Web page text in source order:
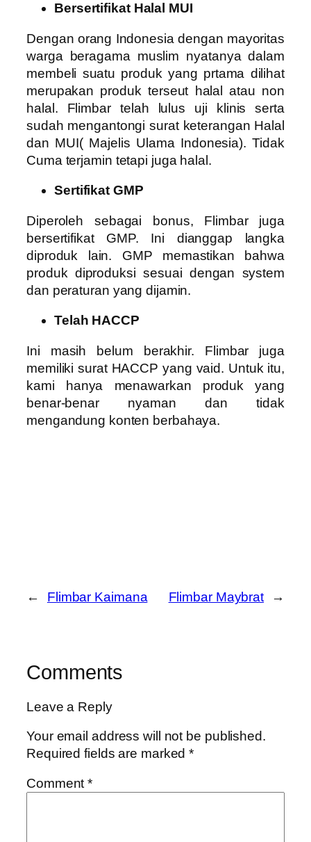
Bersertifikat Halal MUI
Dengan orang Indonesia dengan mayoritas
warga beragama muslim nyatanya dalam
membeli suatu produk yang prtama dilihat
merupakan produk terseut halal atau non
halal. Flimbar telah lulus uji klinis serta
sudah mengantongi surat keterangan Halal
dan MUI( Majelis Ulama Indonesia). Tidak
Cuma terjamin tetapi juga halal.
Sertifikat GMP
Diperoleh sebagai bonus, Flimbar juga
bersertifikat GMP. Ini dianggap langka
diproduk lain. GMP memastikan bahwa
produk diproduksi sesuai dengan system
dan peraturan yang dijamin.
Telah HACCP
Ini masih belum berakhir. Flimbar juga
memiliki surat HACCP yang vaid. Untuk itu,
kami hanya menawarkan produk yang
benar-benar nyaman dan tidak
mengandung konten berbahaya.
← Flimbar Kaimana Flimbar Maybrat →
Comments
Leave a Reply
Your email address will not be published.
Required fields are marked*
Comment*